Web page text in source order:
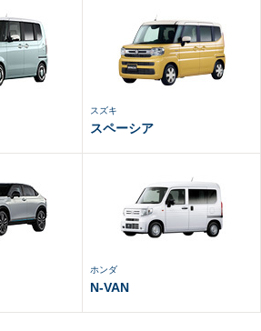
スズキ
スペーシア
ホンダ
N-VAN